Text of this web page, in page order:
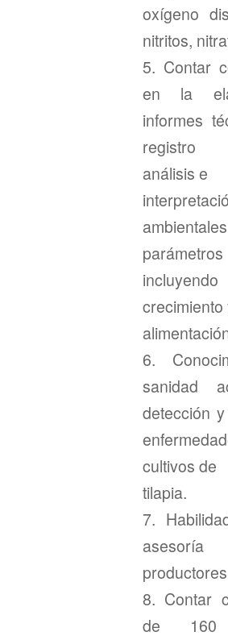
oxígeno
nitritos,
5. Contar
en la
informes
registro
análisis e
crecimiento
6.
sanidad
detección
cultivos de
tilapia.
7.
8. Contar
de